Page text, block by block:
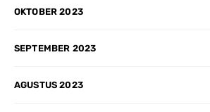
OKTOBER 2023
SEPTEMBER 2023
AGUSTUS 2023